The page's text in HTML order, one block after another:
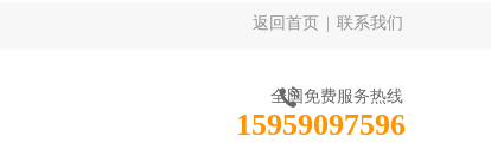
返回首页 联系我们
全国免费服务热线
15959097596